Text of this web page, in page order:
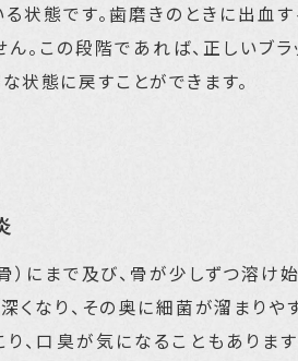
状態です。歯磨きのときに出血
。この段階であれば、正しいブ
状態に戻すことができます。
にまで及び、骨が少しずつ溶け
くなり、その奥に細菌が溜まりや
、口臭が気になることもありま